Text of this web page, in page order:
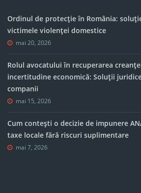
Ordinul de protecție în România:
victimele violenței domestice
mai 20, 2026
Rolul avocatului în recuperarea
incertitudine economică: Soluții
companii
mai 15, 2026
Cum contești o decizie de impunere
taxe locale fără riscuri suplimentare
mai 7, 2026